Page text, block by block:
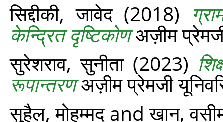
सिद्दीकी, जावेद(2018)
केन्द्रित दृष्टिकोणअज़ीम
सुरेशराव, सुनीता(2023)
रूपान्तरणअज़ीम प्रेमजी
सुहैल, मोहम्मद andखान,